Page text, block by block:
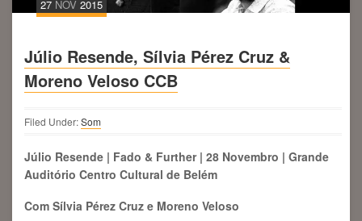
27 NOV 2015
Júlio Resende, Sílvia Pérez Cruz &
Moreno Veloso CCB
Filed Under:Som
Júlio Resende | Fado & Further | 28 Novembro | Grande
Auditório Centro Cultural de Belém
Com Sílvia Pérez Cruz e Moreno Veloso